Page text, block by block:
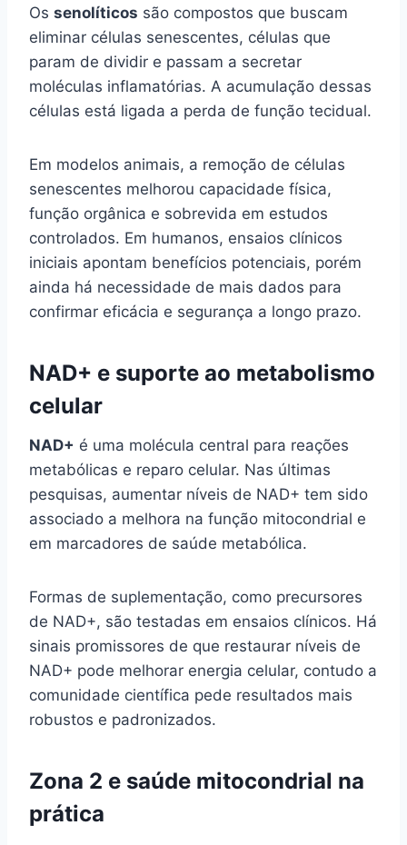
Os senolíticos são compostos que buscam
eliminar células senescentes, células que
param de dividir e passam a secretar
moléculas inflamatórias. A acumulação dessas
células está ligada a perda de função tecidual.
Em modelos animais, a remoção de células
senescentes melhorou capacidade física,
função orgânica e sobrevida em estudos
controlados. Em humanos, ensaios clínicos
iniciais apontam benefícios potenciais, porém
ainda há necessidade de mais dados para
confirmar eficácia e segurança a longo prazo.
NAD+ e suporte ao metabolismo
celular
NAD+ é uma molécula central para reações
metabólicas e reparo celular. Nas últimas
pesquisas, aumentar níveis de NAD+ tem sido
associado a melhora na função mitocondrial e
em marcadores de saúde metabólica.
Formas de suplementação, como precursores
de NAD+, são testadas em ensaios clínicos. Há
sinais promissores de que restaurar níveis de
NAD+ pode melhorar energia celular, contudo a
comunidade científica pede resultados mais
robustos e padronizados.
Zona 2 e saúde mitocondrial na
prática